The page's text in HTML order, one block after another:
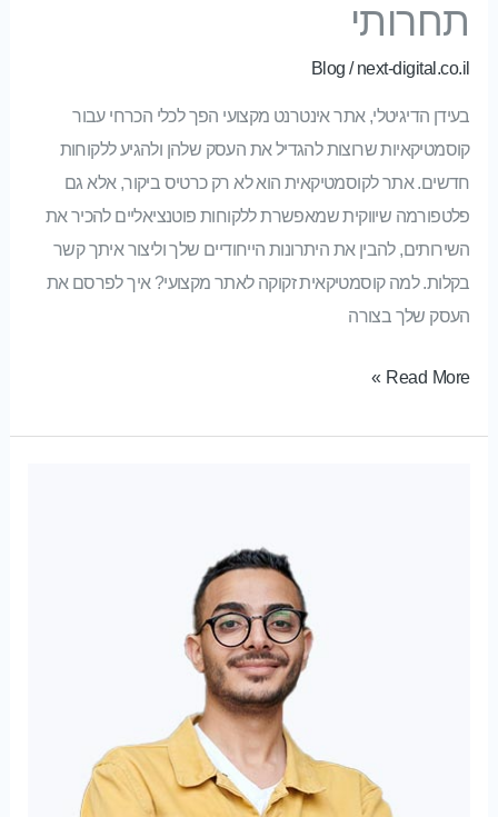
תחרותי
Blog /next-digital.co.il
בעידן הדיגיטלי, אתר אינטרנט מקצועי הפך לכלי הכרחי עבור
קוסמטיקאיות שרוצות להגדיל את העסק שלהן ולהגיע ללקוחות
חדשים. אתר לקוסמטיקאית הוא לא רק כרטיס ביקור, אלא גם
פלטפורמה שיווקית שמאפשרת ללקוחות פוטנציאליים להכיר את
השירותים, להבין את היתרונות הייחודיים שלך וליצור איתך קשר
בקלות. למה קוסמטיקאית זקוקה לאתר מקצועי? איך לפרסם את
העסק שלך בצורה
Read More »